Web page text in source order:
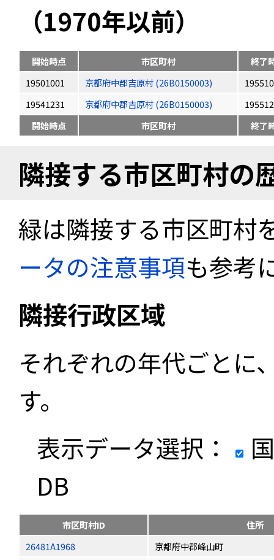
（1970年以前）
開始時点 市区町村
終了
19501001
京都府中郡吉原村 (26B0150003)
19541231
京都府中郡吉原村 (26B0150003)
開始時点
市区町村 終了
隣接する市区町村の
緑は隣接する市区町村
ータの注意事項も参考
隣接行政区域
それぞれの年代ごとに
す。
表示データ選択：
DB
市区町村ID
住所
26481A1968
京都府中郡峰山町